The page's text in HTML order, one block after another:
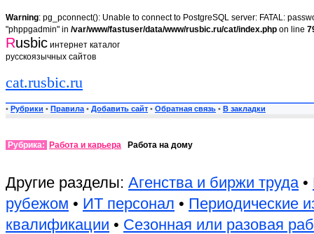
Warning: pg_pconnect(): Unable to connect to PostgreSQL server: FATAL:
"phppgadmin" in /var/www/fastuser/data/www/rusbic.ru/cat/index.php on line
Rusbic интернет каталог
русскоязычных сайтов
cat.rusbic.ru
• Рубрики • Правила • Добавить сайт • Обратная связь • В закладки
Рубрика: Работа и карьера Работа на дому
Другие разделы: Агенства и биржи труда•
рубежом • ИТ персонал • Периодические
квалификации • Сезонная или разовая